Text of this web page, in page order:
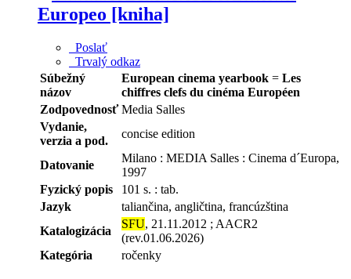
Europeo [kniha]
Poslať
Trvalý odkaz
Súbežný
názov
European cinema yearbook = Les
chiffres clefs du cinéma Européen
Zodpovednosť Media Salles
Vydanie,
verzia a pod.
concise edition
Datovanie
Milano : MEDIA Salles : Cinema d´Europa,
1997
Fyzický popis
101 s. : tab.
Jazyk
taliančina, angličtina, francúzština
Katalogizácia
SFU, 21.11.2012 ; AACR2
(rev.01.06.2026)
Kategória
ročenky